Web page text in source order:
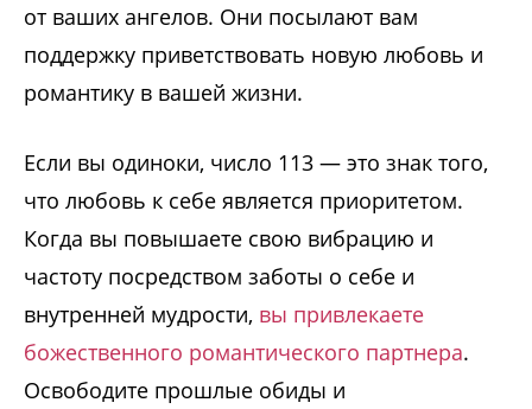
от ваших ангелов. Они посылают вам
поддержку приветствовать новую любовь и
романтику в вашей жизни.
Если вы одиноки, число 113 — это знак того,
что любовь к себе является приоритетом.
Когда вы повышаете свою вибрацию и
частоту посредством заботы о себе и
внутренней мудрости, вы привлекаете
божественного романтического партнера.
Освободите прошлые обиды и